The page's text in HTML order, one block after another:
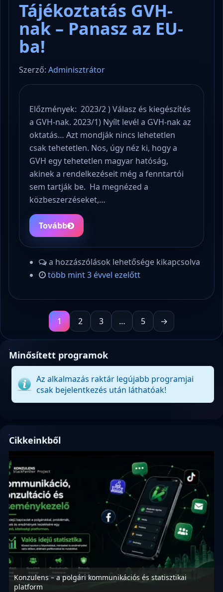
Tájékoztatás GVH-
nak – Panasz az EU-
ba!
Szerző: Adminisztrátor
Előzmények: 2023/2 ) Válasz és kiegészítés
a GVH-nak. 2023/1) Nyílt levél a GVH-nak az
oktatás… Azt mondják nincs lehetetlen
csak tehetetlen. Nos, úgy néz ki, hogy a
GVH egy tehetetlen magyar hatóság,
akinek a rendelkezéseit még a fenntartói
sem tartják be. Ha megnézed a
közbeszerzéseket,…
Tovább
a hozzászólások lehetősége kikapcsolva
több mint 3 évvel ezelőtt
1 2 3 … 5 →
Minősített programok
Az alkalmazás raktár legújabb programjai
csak bejelentkezés után láthatóak!
Cikkeinkből
Konzulens – a polgári kommunikációs és statisztikai
platform